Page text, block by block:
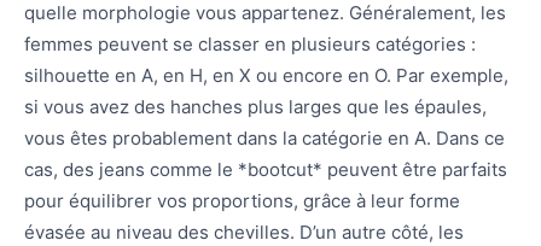
quelle morphologie vous appartenez. Généralement, les
femmes peuvent se classer en plusieurs catégories :
silhouette en A, en H, en X ou encore en O. Par exemple,
si vous avez des hanches plus larges que les épaules,
vous êtes probablement dans la catégorie en A. Dans ce
cas, des jeans comme le *bootcut* peuvent être parfaits
pour équilibrer vos proportions, grâce à leur forme
évasée au niveau des chevilles. D’un autre côté, les